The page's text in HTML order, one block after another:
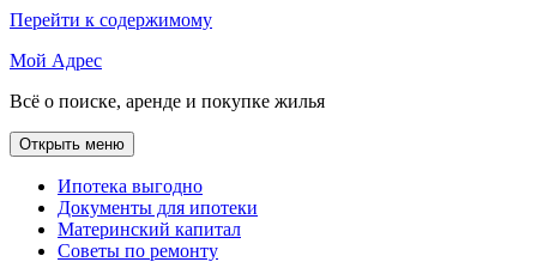
Перейти к содержимому
Мой Адрес
Всё о поиске, аренде и покупке жилья
Открыть меню
Ипотека выгодно
Документы для ипотеки
Материнский капитал
Советы по ремонту